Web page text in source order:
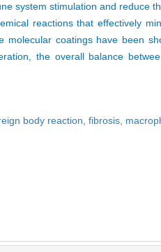
system stimulation and reduce
reactions that effectively
molecular coatings have been
the overall balance
body reaction, fibrosis,